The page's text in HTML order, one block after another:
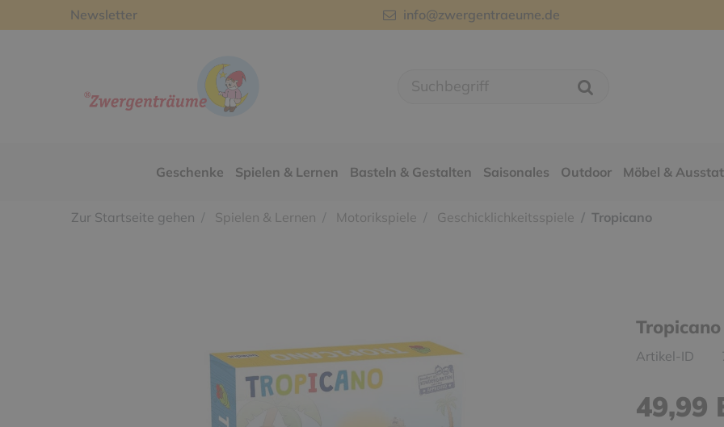
Newsletter
info@zwergentraeume.de
Geschenke Spielen & Lernen Basteln & Gestalten Saisonales Outdoor Möbel &
Zur Startseite gehen Spielen & Lernen Motorikspiele Geschicklichkeitsspiele Tropicano
Tropicano
Artikel-ID
49,99